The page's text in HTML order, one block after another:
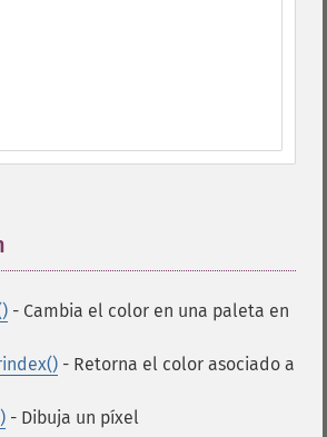
- Cambia el color en una paleta en
- Retorna el color asociado a
- Dibuja un píxel